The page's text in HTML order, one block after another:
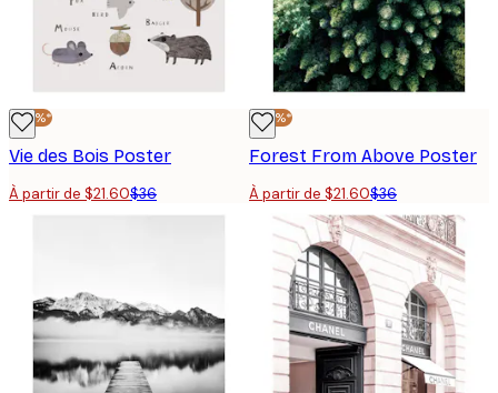
-40%*
Vie des Bois Poster
À partir de $21.60$36
-40%*
Forest From Above Poster
À partir de $21.60$36